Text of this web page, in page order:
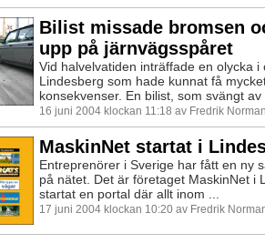
Bilist missade bromsen
upp på järnvägsspåret
Vid halvelvatiden inträffade en olycka i
Lindesberg som hade kunnat få
konsekvenser. En bilist, som svängt av
16 juni 2004 klockan 11:18 av Fredrik
MaskinNet startat i
Entreprenörer i Sverige har fått en ny
på nätet. Det är företaget MaskinNet i
startat en portal där allt inom ...
17 juni 2004 klockan 10:20 av Fredrik